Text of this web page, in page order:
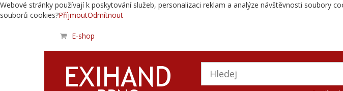
Webové stránky používají k poskytování služeb, personalizaci reklam a analýze návštěvnosti soubory
souborů cookies?PříjmoutOdmítnout
E-shop